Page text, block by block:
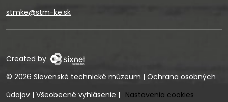
stmke@stm-ke.sk
Created by
© 2026 Slovenské technické múzeum | Ochrana osobných
údajov | Všeobecné vyhlásenie | Nastavenia cookies